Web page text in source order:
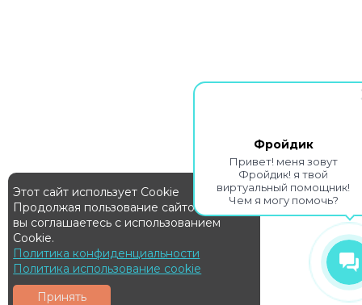
Фройдик
Привет! меня зовут
Фройдик! я твой
виртуальный помощник!
Чем я могу помочь?
Этот сайт использует Cookie
Продолжая пользование сайтом,
вы соглашаетесь с использованием
Cookie.
Политика конфиденциальности
Политика использование cookie
Принять